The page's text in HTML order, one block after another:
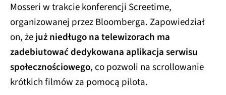
Mosseri w trakcie konferencji Screetime,
organizowanej przez Bloomberga. Zapowiedział
on, żejuż niedługo na telewizorach ma
zadebiutować dedykowana aplikacja serwisu
społecznościowego, co pozwoli na scrollowanie
krótkich filmów za pomocą pilota.